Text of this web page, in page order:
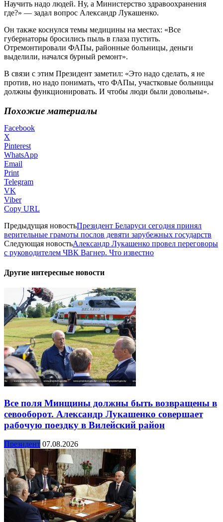
Научить надо людей. Ну, а Министерство здравоохранения
где?» — задал вопрос Александр Лукашенко.
Он также коснулся темы медицины на местах: «Все
губернаторы бросились пыль в глаза пустить.
Отремонтировали ФАПы, районные больницы, деньги
выделили, начался бурный ремонт».
В связи с этим Президент заметил: «Это надо сделать, я не
против, но надо понимать, что ФАПы, участковые больницы
должны функционировать. И чтобы люди были довольны».
Похожие материалы
Facebook
X
Pinterest
WhatsApp
Email
Print
Telegram
VK
Viber
Copy URL
Предыдущая новостьПрезидент Беларуси сегодня принял
верительные грамоты послов девяти зарубежных государств
Следующая новостьАлександр Лукашенко провел переговоры
с руководителем ЧВК Вагнер. Что известно
Другие интересные новости
Все поля Минщины должны быть возвращены в
севооборот. Александр Лукашенко совершает
рабочую поездку в Вилейский район
Президент 07.08.2026